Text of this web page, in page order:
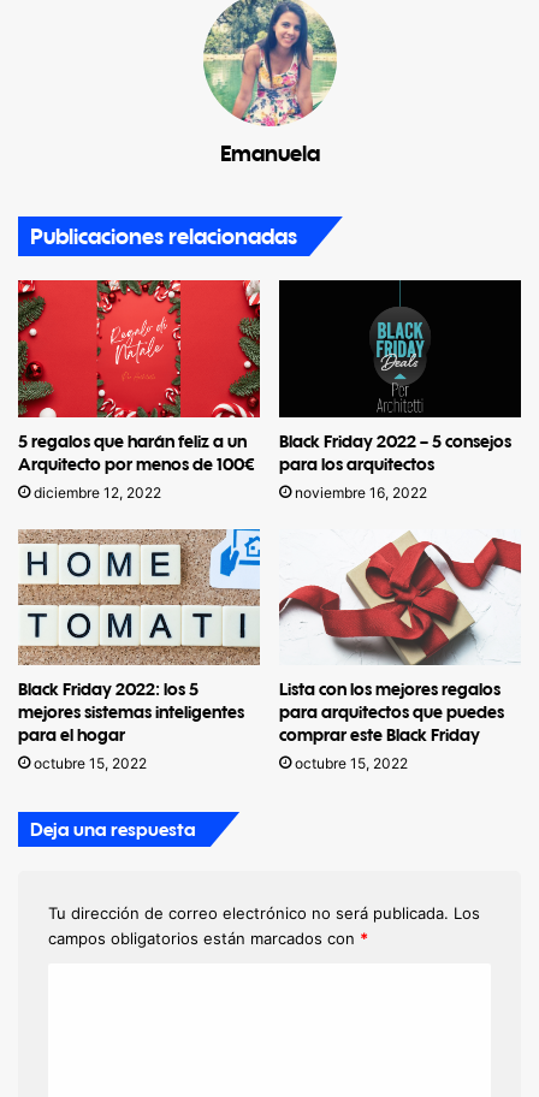
Emanuela
Publicaciones relacionadas
5 regalos que harán feliz a un
Arquitecto por menos de 100€
diciembre 12, 2022
Black Friday 2022 – 5 consejos
para los arquitectos
noviembre 16, 2022
Black Friday 2022: los 5
mejores sistemas inteligentes
para el hogar
octubre 15, 2022
Lista con los mejores regalos
para arquitectos que puedes
comprar este Black Friday
octubre 15, 2022
Deja una respuesta
Tu dirección de correo electrónico no será publicada. Los
campos obligatorios están marcados con *